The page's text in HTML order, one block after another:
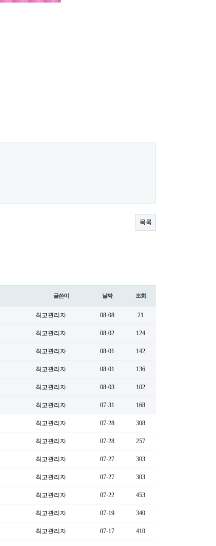
목록
글쓴이 날짜 조회
최고관리자 08-08 21
최고관리자 08-02 124
최고관리자 08-01 142
최고관리자 08-01 136
최고관리자 08-03 102
최고관리자 07-31 168
최고관리자 07-28 308
최고관리자 07-28 257
최고관리자 07-27 303
최고관리자 07-27 303
최고관리자 07-22 453
최고관리자 07-19 340
최고관리자 07-17 410